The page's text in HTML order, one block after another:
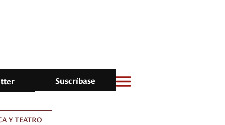
Suscríbase
Y TEATRO